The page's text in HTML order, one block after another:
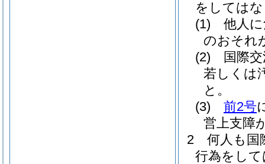
をしては
(1)
他人
のおそれ
(2)
国際
若しくは
と。
(3)
前2号
営上支障
2
何人も国
行為をし